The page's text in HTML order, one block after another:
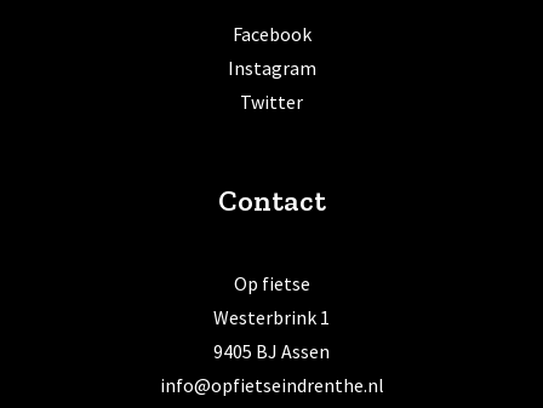
Facebook
Instagram
Twitter
Contact
Op fietse
Westerbrink 1
9405 BJ Assen
info@opfietseindrenthe.nl